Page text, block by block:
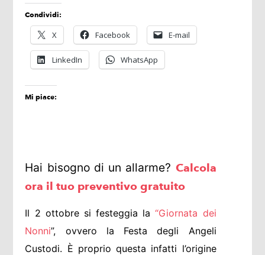
Condividi:
X Facebook E-mail
LinkedIn WhatsApp
Mi piace:
Hai bisogno di un allarme? Calcola
ora il tuo preventivo gratuito
Il 2 ottobre si festeggia la“Giornata dei
Nonni”, ovvero la Festa degli Angeli
Custodi. È proprio questa infatti l’origine